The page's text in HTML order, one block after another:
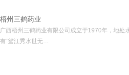
梧州三鹤药业
广西梧州三鹤药业有限公司成立于1970年，地处
有“鸳江秀水世无…